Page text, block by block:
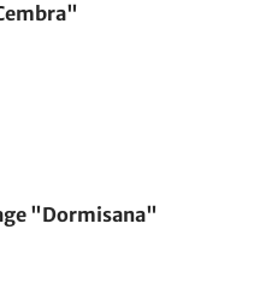
"Dormisana"